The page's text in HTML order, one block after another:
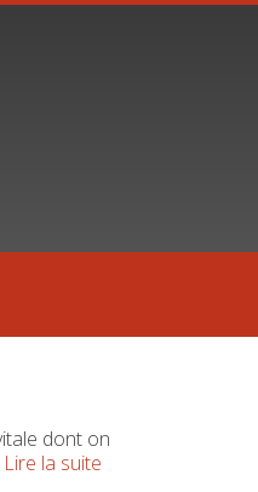
dont on
Lire la suite